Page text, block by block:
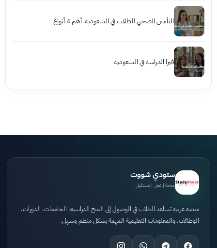
التأمين الصحي للطلاب في السعودية: أهم 4 أنواع
فيزا الدراسة في السعودية
ستودي شووت
منحة | عمل | مستقبل
منصة عربية تساعد الطلاب في الوصول إلى المنح الدراسية، الجامعات، الدورات،
الوظائف، والمعلومات التعليمية المهمة بشكل منظم وسهل.